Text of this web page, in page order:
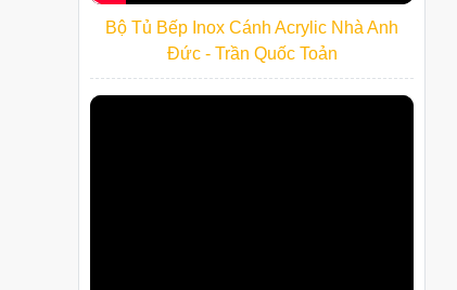
Bộ Tủ Bếp Inox Cánh Acrylic Nhà Anh
Đức - Trần Quốc Toản